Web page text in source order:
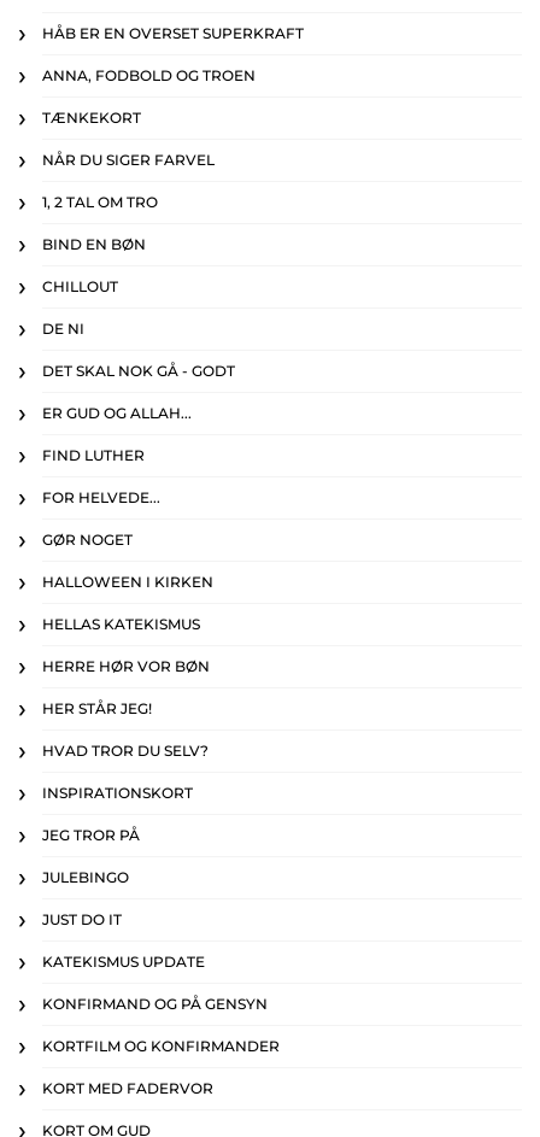
HÅB ER EN OVERSET SUPERKRAFT
ANNA, FODBOLD OG TROEN
TÆNKEKORT
NÅR DU SIGER FARVEL
1, 2 TAL OM TRO
BIND EN BØN
CHILLOUT
DE NI
DET SKAL NOK GÅ - GODT
ER GUD OG ALLAH...
FIND LUTHER
FOR HELVEDE...
GØR NOGET
HALLOWEEN I KIRKEN
HELLAS KATEKISMUS
HERRE HØR VOR BØN
HER STÅR JEG!
HVAD TROR DU SELV?
INSPIRATIONSKORT
JEG TROR PÅ
JULEBINGO
JUST DO IT
KATEKISMUS UPDATE
KONFIRMAND OG PÅ GENSYN
KORTFILM OG KONFIRMANDER
KORT MED FADERVOR
KORT OM GUD